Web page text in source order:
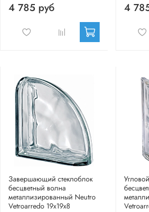
4 785 руб 4
Завершающий стеклоблок
бесцветный волна
металлизированный Neutro
Vetroarredo 19x19x8